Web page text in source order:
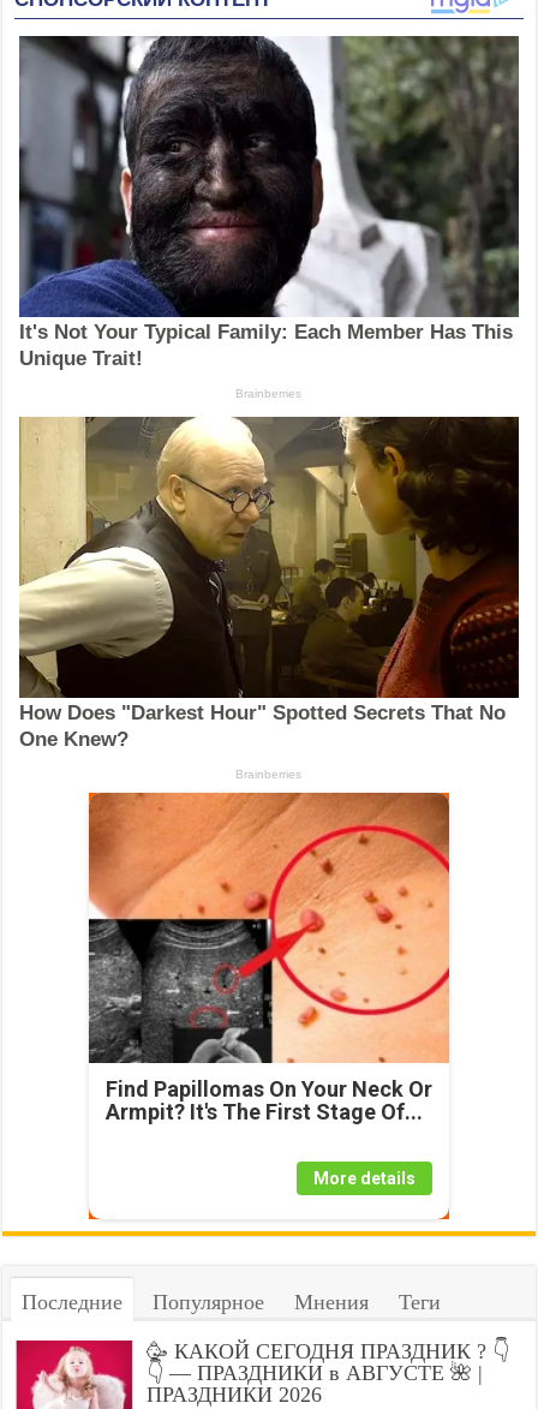
Find Papillomas On Your Neck Or
Armpit? It's The First Stage Of...
More details
Последние Популярное Мнения Теги
🥳 КАКОЙ СЕГОДНЯ ПРАЗДНИК ? 👇
👇 — ПРАЗДНИКИ в АВГУСТЕ 🌺 |
ПРАЗДНИКИ 2026